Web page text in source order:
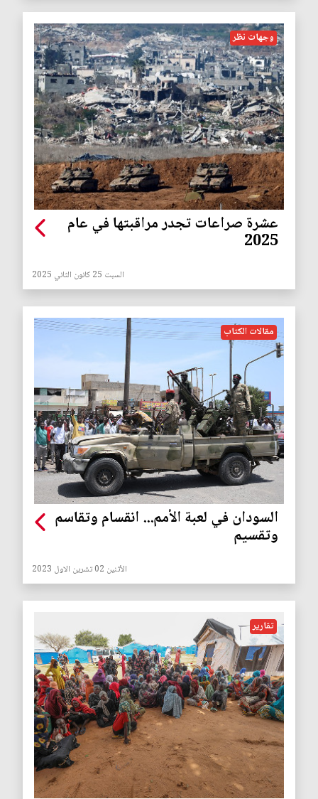
وجهات نظر
عشرة صراعات تجدر مراقبتها في عام
2025
السبت 25 كانون الثاني 2025
مقالات الكتاب
السودان في لعبة الأمم... انقسام وتقاسم
وتقسيم
الأثنين 02 تشرين الاول 2023
تقارير